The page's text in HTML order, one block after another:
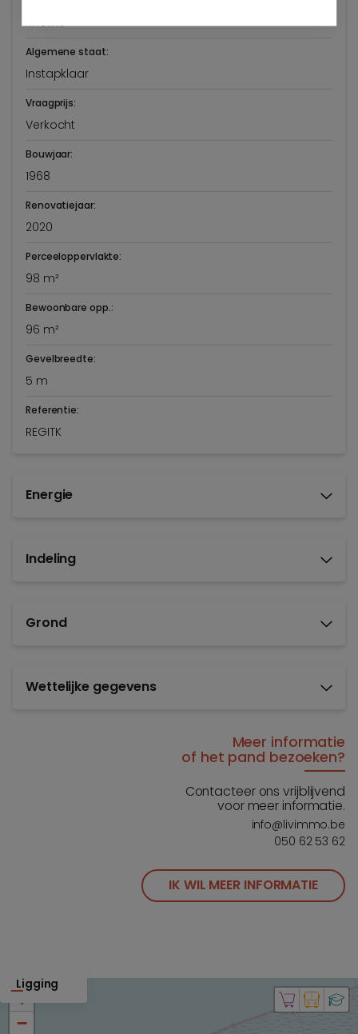
Knokke
Algemene staat:
Instapklaar
Vraagprijs:
Verkocht
Bouwjaar:
1968
Renovatiejaar:
2020
Perceeloppervlakte:
98 m²
Bewoonbare opp.:
96 m²
Gevelbreedte:
5 m
Referentie:
REGITK
Energie
Indeling
Grond
Wettelijke gegevens
Meer informatie
of het pand bezoeken?
Contacteer ons vrijblijvend
voor meer informatie.
info@livimmo.be
050 62 53 62
IK WIL MEER INFORMATIE
Ligging
+
−